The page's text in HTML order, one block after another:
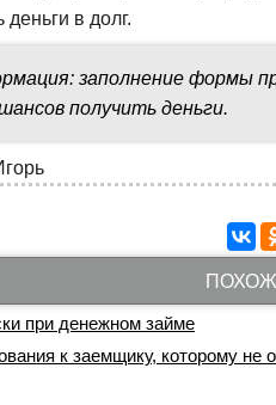
в долг.
заполнение формы
получить деньги.
при денежном займе
к заемщику, которому не